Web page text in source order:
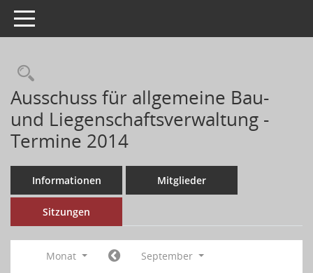
Toggle navigation
Ausschuss für allgemeine Bau-
und Liegenschaftsverwaltung -
Termine 2014
Informationen Mitglieder
Sitzungen
Monat
September